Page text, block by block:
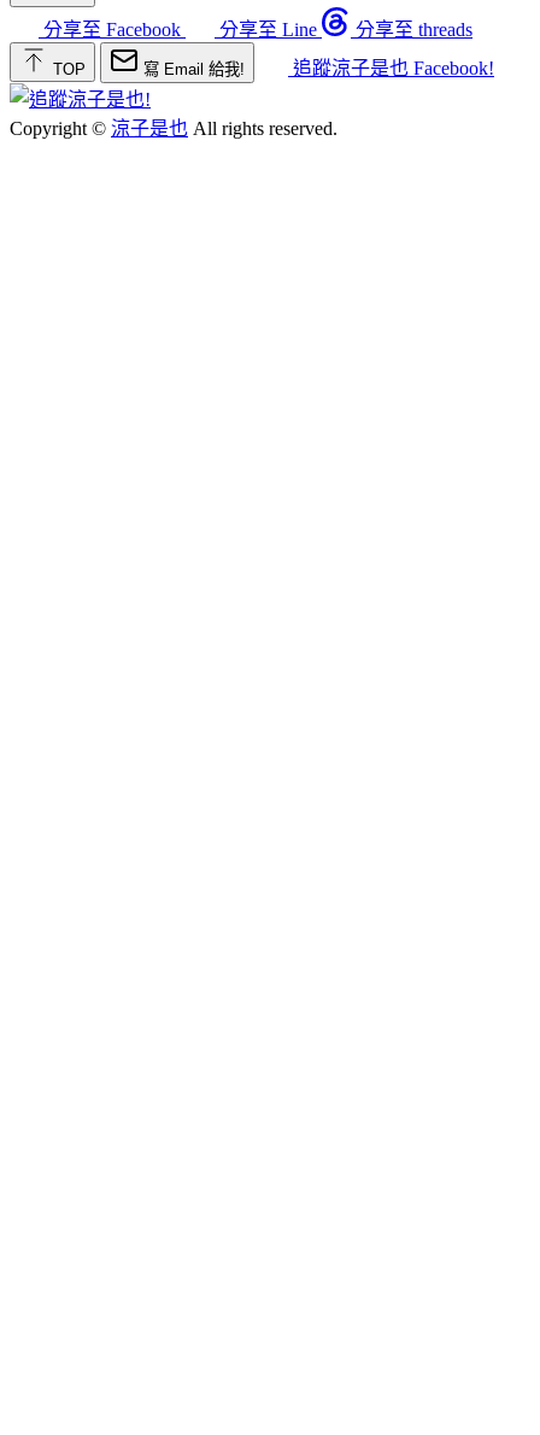
分享至 Facebook 分享至 Line 分享至 threads
TOP 寫 Email 給我! 追蹤涼子是也 Facebook!
Copyright © 涼子是也 All rights reserved.